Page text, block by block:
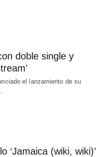
doble single y
el lanzamiento de su
‘Jamaica (wiki, wiki)’